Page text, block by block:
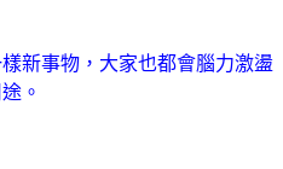
新事物，大家也都會腦力激盪
。